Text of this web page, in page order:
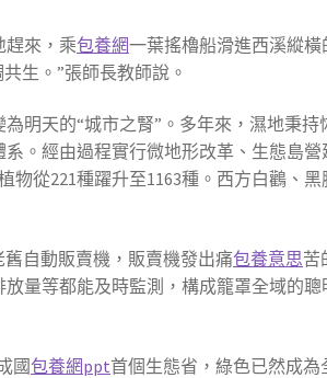
趕來，乘包養網一葉搖櫓船滑進西溪縱
生。”張師長教師說。
明天的“城市之腎”。多年來，濕地秉持
。經由過程實行微地形改革、生態島
物從221種躍升至1163種。西方白鸛、
自動販賣機，販賣機發出痛包養意思苦
量等都能及時監測，構成籠罩全域的
國包養網ppt首個生態省，綠色已然成